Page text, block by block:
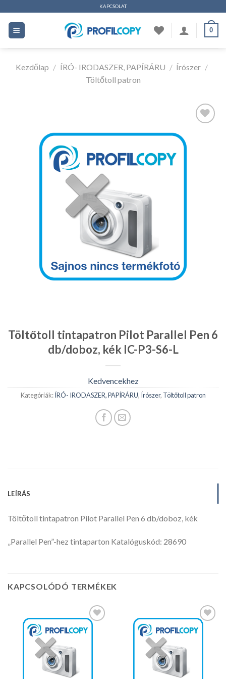
tartalomhoz
KAPCSOLAT
0
Kezdőlap / ÍRÓ- IRODASZER, PAPÍRÁRU / Írószer /
Töltőtoll patron
Kedvencekhez
Töltőtoll tintapatron Pilot Parallel Pen 6
db/doboz, kék IC-P3-S6-L
Kedvencekhez
Kategóriák: ÍRÓ- IRODASZER, PAPÍRÁRU, Írószer, Töltőtoll patron
LEÍRÁS
Töltőtoll tintapatron Pilot Parallel Pen 6 db/doboz, kék
„Parallel Pen”-hez tintaparton Katalóguskód: 28690
KAPCSOLÓDÓ TERMÉKEK
Kedvencekhez Kedvencekhez